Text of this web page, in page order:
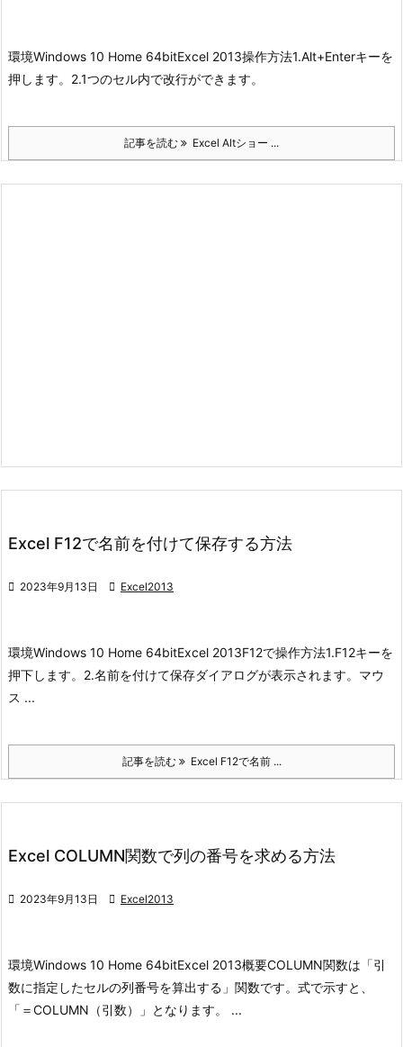
環境Windows 10 Home 64bitExcel 2013操作方法1.Alt+Enterキーを
押します。 2.1つのセル内で改行ができます。
記事を読む Excel Altショー ...
Excel F12で名前を付けて保存する方法
 2023年9月13日  Excel2013
環境Windows 10 Home 64bitExcel 2013F12で操作方法1.F12キーを
押下します。 2.名前を付けて保存ダイアログが表示されます。 マウ
ス ...
記事を読む Excel F12で名前 ...
Excel COLUMN関数で列の番号を求める方法
 2023年9月13日  Excel2013
環境Windows 10 Home 64bitExcel 2013概要COLUMN関数は「引
数に指定したセルの列番号を算出する」関数です。式で示すと、
「＝COLUMN（引数）」となります。 ...